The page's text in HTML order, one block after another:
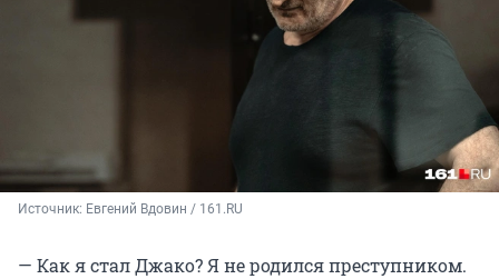
Источник: Евгений Вдовин / 161.RU
— Как я стал Джако? Я не родился преступником.